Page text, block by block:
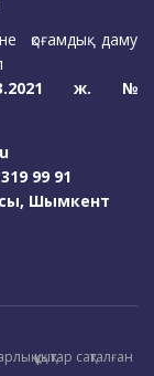
қоғамдық даму
ж. №
99 91
Шымкент
құқықтар сақталған